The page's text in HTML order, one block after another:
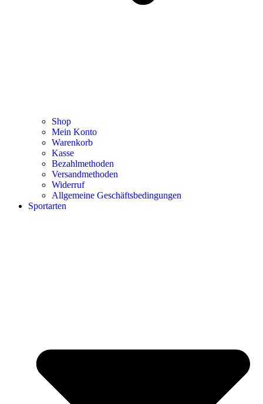
Shop
Mein Konto
Warenkorb
Kasse
Bezahlmethoden
Versandmethoden
Widerruf
Allgemeine Geschäftsbedingungen
Sportarten